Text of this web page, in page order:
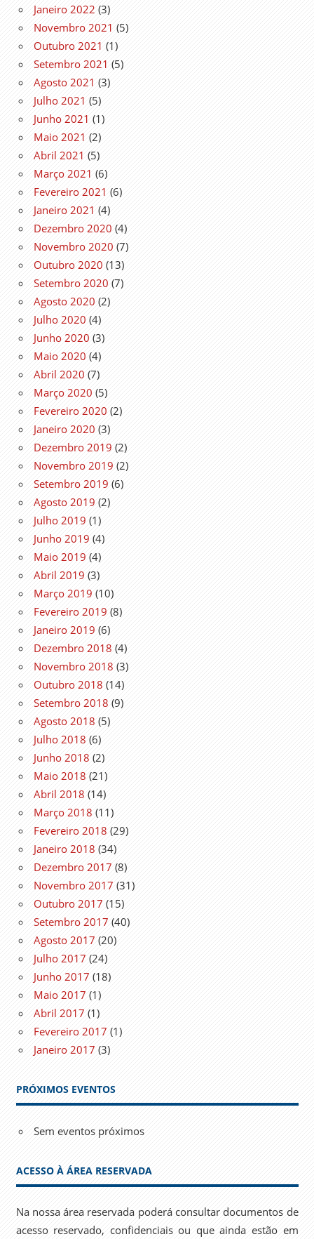
Janeiro 2022 (3)
Novembro 2021 (5)
Outubro 2021 (1)
Setembro 2021 (5)
Agosto 2021 (3)
Julho 2021 (5)
Junho 2021 (1)
Maio 2021 (2)
Abril 2021 (5)
Março 2021 (6)
Fevereiro 2021 (6)
Janeiro 2021 (4)
Dezembro 2020 (4)
Novembro 2020 (7)
Outubro 2020 (13)
Setembro 2020 (7)
Agosto 2020 (2)
Julho 2020 (4)
Junho 2020 (3)
Maio 2020 (4)
Abril 2020 (7)
Março 2020 (5)
Fevereiro 2020 (2)
Janeiro 2020 (3)
Dezembro 2019 (2)
Novembro 2019 (2)
Setembro 2019 (6)
Agosto 2019 (2)
Julho 2019 (1)
Junho 2019 (4)
Maio 2019 (4)
Abril 2019 (3)
Março 2019 (10)
Fevereiro 2019 (8)
Janeiro 2019 (6)
Dezembro 2018 (4)
Novembro 2018 (3)
Outubro 2018 (14)
Setembro 2018 (9)
Agosto 2018 (5)
Julho 2018 (6)
Junho 2018 (2)
Maio 2018 (21)
Abril 2018 (14)
Março 2018 (11)
Fevereiro 2018 (29)
Janeiro 2018 (34)
Dezembro 2017 (8)
Novembro 2017 (31)
Outubro 2017 (15)
Setembro 2017 (40)
Agosto 2017 (20)
Julho 2017 (24)
Junho 2017 (18)
Maio 2017 (1)
Abril 2017 (1)
Fevereiro 2017 (1)
Janeiro 2017 (3)
PRÓXIMOS EVENTOS
Sem eventos próximos
ACESSO À ÁREA RESERVADA
Na nossa área reservada poderá consultar documentos de
acesso reservado, confidenciais ou que ainda estão em